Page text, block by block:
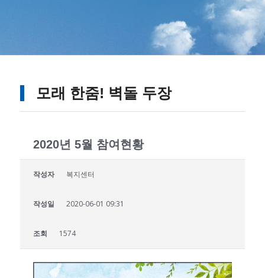
모래 한줌! 벽돌 두장
2020년 5월 참여현황
작성자 복지센터
작성일 2020-06-01 09:31
조회 1574